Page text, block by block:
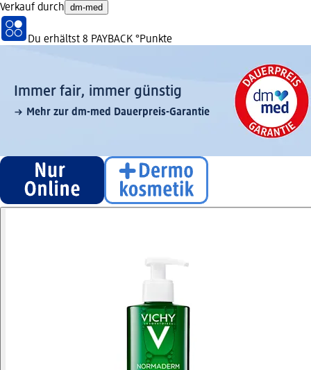
Verkauf durch dm-med
Du erhältst 8 PAYBACK °Punkte
Immer fair,­ immer günstig
Mehr zur dm-med Dauerpreis-Garantie